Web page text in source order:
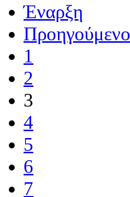
Έναρξη
Προηγούμενο
1
2
3
4
5
6
7